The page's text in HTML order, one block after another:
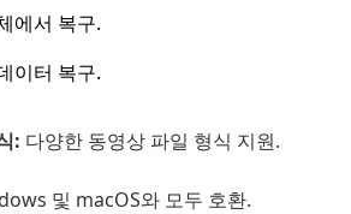
에서 복구.
이터 복구.
: 다양한 동영상 파일 형식 지원.
및 macOS와 모두 호환.